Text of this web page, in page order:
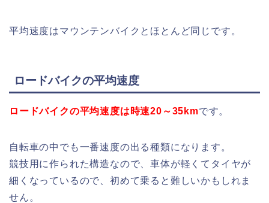
平均速度はマウンテンバイクとほとんど同じです。
ロードバイクの平均速度
ロードバイクの平均速度は時速20～35kmです。
自転車の中でも一番速度の出る種類になります。
競技用に作られた構造なので、車体が軽くてタイヤが
細くなっているので、初めて乗ると難しいかもしれま
せん。